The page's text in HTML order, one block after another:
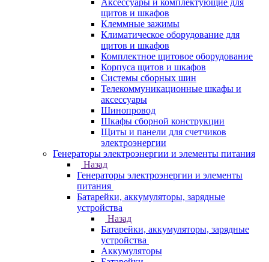
Аксессуары и комплектующие для
щитов и шкафов
Клеммные зажимы
Климатическое оборудование для
щитов и шкафов
Комплектное щитовое оборудование
Корпуса щитов и шкафов
Системы сборных шин
Телекоммуникационные шкафы и
аксессуары
Шинопровод
Шкафы сборной конструкции
Щиты и панели для счетчиков
электроэнергии
Генераторы электроэнергии и элементы питания
Назад
Генераторы электроэнергии и элементы
питания
Батарейки, аккумуляторы, зарядные
устройства
Назад
Батарейки, аккумуляторы, зарядные
устройства
Аккумуляторы